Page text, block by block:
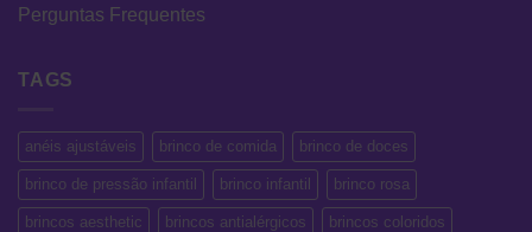
Perguntas Frequentes
TAGS
anéis ajustáveis brinco de comida brinco de doces
brinco de pressão infantil brinco infantil brinco rosa
brincos aesthetic brincos antialérgicos brincos coloridos